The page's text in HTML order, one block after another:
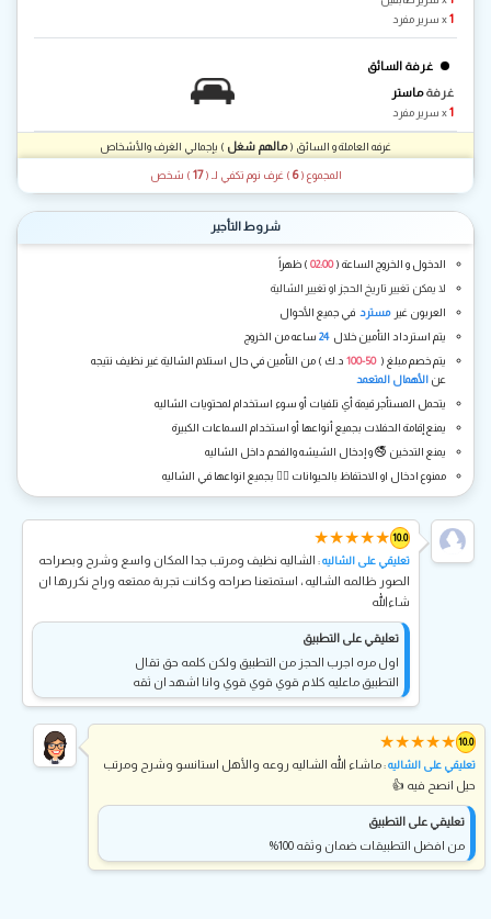
1
غرفة السائق
غرفةماستر
1
غرفه العاملة و السائق (مالهم شغل ) بإجمالي الغرف والأشخاص
المجموع (6 ) غرف نوم تكفي لـ (
17 ) شخص
شروط التأجير
الدخول و الخروج الساعة (02:00 ) ظهراً
لا يمكن تغيير تاريخ الحجز او تغيير الشالية
العربون غير مسترد في جميع الأحوال
يتم استرداد التأمين خلال 24
ساعه من الخروج
يتم خصم مبلغ ( 50-100
د.ك ) من التأمين في حال استلام الشالية غير نظيف نتيجه
عن الأهمال المتعمد
يتحمل المستأجر قيمة أي تلفيات أو سوء استخدام لمحتويات الشاليه
يمنع إقامة الحفلات بجميع أنواعها أو استخدام السماعات الكبيرة
يمنع التدخين 🚭 و إدخال الشيشه والفحم داخل الشاليه
ممنوع ادخال او الاحتفاظ بالحيوانات 🐕‍🦺 بجميع انواعها في الشاليه
10.0
★
★
★
★
★
تعليقي على الشاليه: الشاليه نظيف ومرتب جدا المكان واسع وشرح وبصراحه
الصور ظالمه الشاليه ، استمتعنا صراحه وكانت تجربة ممتعه وراح نكررها ان
شاءالله
تعليقي على التطبيق
اول مره اجرب الحجز من التطبيق ولكن كلمه حق تقال
التطبيق ماعليه كلام قوي قوي قوي وانا اشهد ان ثقه
10.0
★
★
★
★
★
تعليقي على الشاليه: ماشاء الله الشاليه روعه والأهل استانسو وشرح ومرتب
حيل انصح فيه 👍
تعليقي على التطبيق
من افضل التطبيقات ضمان وثقه 100%